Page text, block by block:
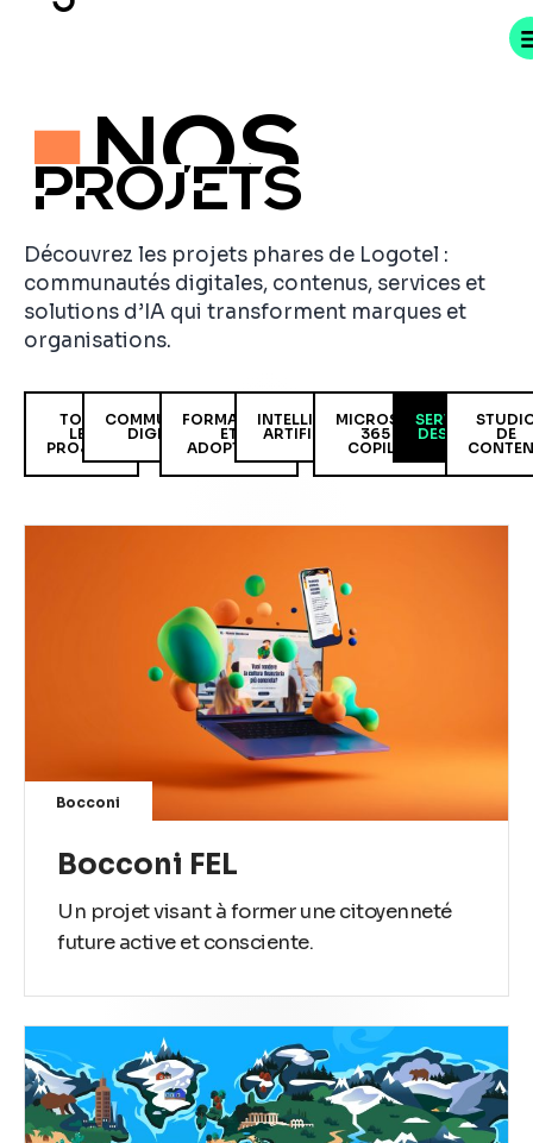
NOS
PROJETS
Découvrez les projets phares de Logotel :
communautés digitales, contenus, services et
solutions d’IA qui transforment marques et
organisations.
TOUS
LES
PROJETS
COMMUNAUTÉS
DIGITALES​
FORMATION
ET
ADOPTION​
INTELLIGENCE
ARTIFICIELLE
MICROSOFT
365 &
COPILOT
SERVICE
DESIGN​
DE
Bocconi
Bocconi FEL
Un projet visant à former une citoyenneté
future active et consciente.